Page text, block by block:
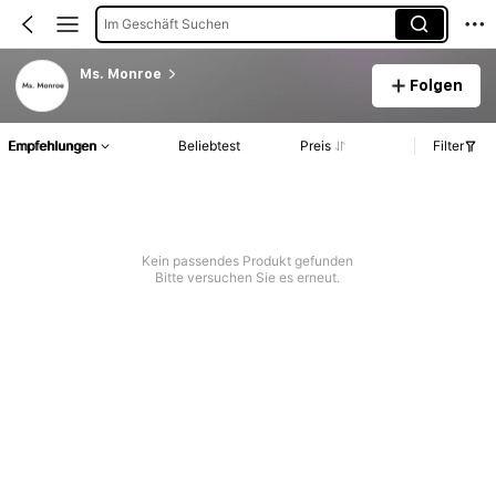
Im Geschäft Suchen
Ms. Monroe
Folgen
Empfehlungen Beliebtest Preis Filter
Kein passendes Produkt gefunden
Bitte versuchen Sie es erneut.